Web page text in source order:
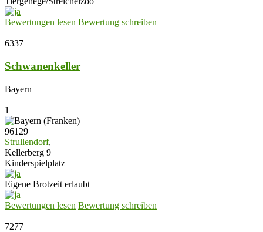
Bewertungen lesen Bewertung schreiben
6337
Schwanenkeller
Bayern
1
96129
Strullendorf,
Kellerberg 9
Kinderspielplatz
Eigene Brotzeit erlaubt
Bewertungen lesen Bewertung schreiben
7277